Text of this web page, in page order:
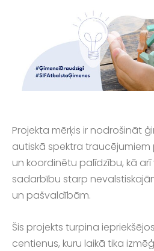
Projekta mērķis ir nodrošināt
autiskā spektra
un koordinētu palīdzību, kā
sadarbību starp
un pašvaldībām.
Šis projekts turpina
centienus, kuru laikā tika